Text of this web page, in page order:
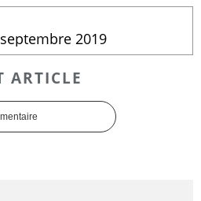
2019
ARTICLE